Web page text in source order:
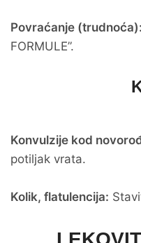
Povraćanje (trudnoća):
FORMULE”.
Konvulzije kod
potiljak vrata.
Kolik, flatulencija: